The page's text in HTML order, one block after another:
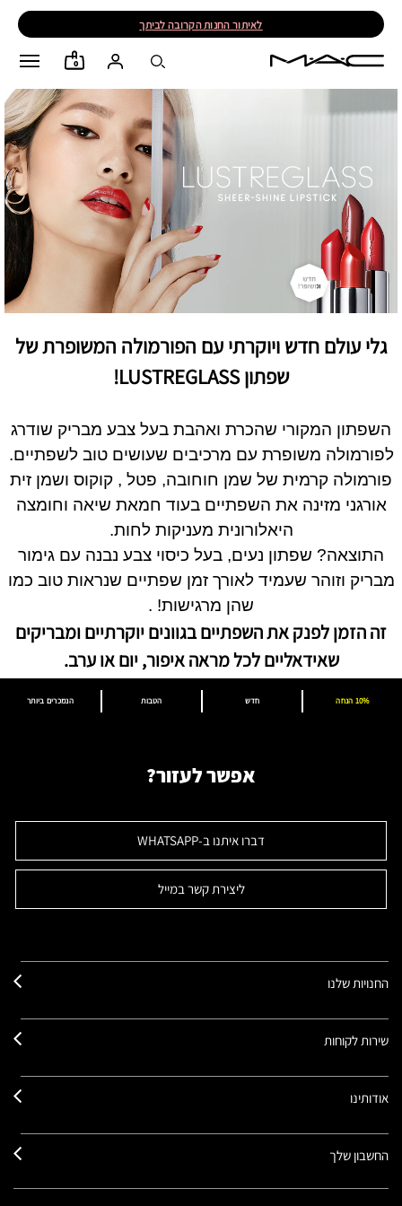
לאיתור החנות הקרובה לביתך
0
גלי עולם חדש ויוקרתי עם הפורמולה המשופרת של
שפתון LUSTREGLASS!
השפתון המקורי שהכרת ואהבת בעל צבע מבריק שודרג
לפורמולה משופרת עם מרכיבים שעושים טוב לשפתיים.
פורמולה קרמית של שמן חוחובה, פטל , קוקוס ושמן זית
אורגני מזינה את השפתיים בעוד חמאת שיאה וחומצה
היאלורונית מעניקות לחות.
התוצאה? שפתון נעים, בעל כיסוי צבע נבנה עם גימור
מבריק וזוהר שעמיד לאורך זמן שפתיים שנראות טוב כמו
שהן מרגישות! .
זה הזמן לפנק את השפתיים בגוונים יוקרתיים ומבריקים
שאידאליים לכל מראה איפור, יום או ערב.
הנמכרים ביותר הטבות חדש 10% הנחה
אפשר לעזור?
דברו איתנו ב-WHATSAPP
ליצירת קשר במייל
החנויות שלנו
שירות לקוחות
אודותינו
החשבון שלך